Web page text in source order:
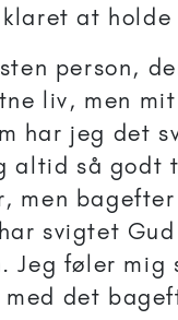
at
person,
liv, men mit
har jeg det
altid så godt
men
svigtet
Jeg føler mig
det